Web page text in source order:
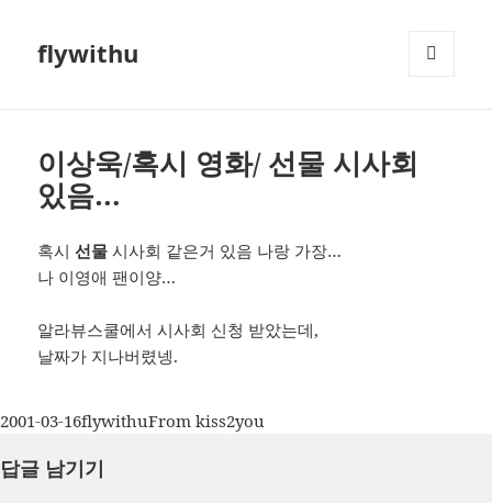
flywithu
이상욱/혹시 영화/ 선물 시사회
있음…
혹시선물 시사회 같은거 있음 나랑 가장…
나 이영애 팬이양…
알라뷰스쿨에서 시사회 신청 받았는데,
날짜가 지나버렸넹.
작
일
2001-03-16글
이
flywithu카
From kiss2you
답글 남기기